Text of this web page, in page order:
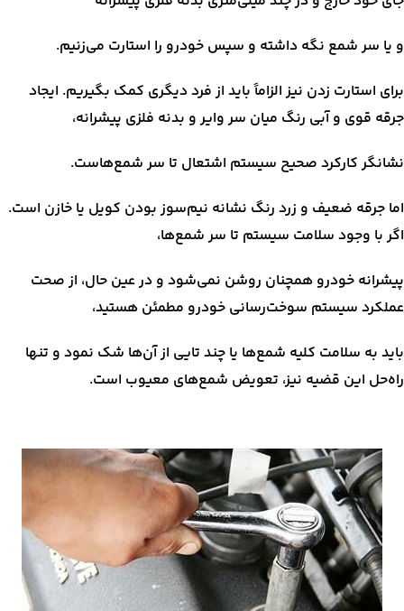
و یا سر شمع نگه داشته و سپس خودرو را استارت می‌زنیم.
برای استارت زدن نیز الزاماً باید از فرد دیگری کمک بگیریم. ایجاد
جرقه قوی و آبی رنگ میان سر وایر و بدنه فلزی پیشرانه،
نشانگر کارکرد صحیح سیستم اشتعال تا سر شمع‌هاست.
اما جرقه ضعیف و زرد رنگ نشانه نیم‌سوز بودن کویل یا خازن است.
اگر با وجود سلامت سیستم تا سر شمع‌ها،
پیشرانه خودرو همچنان روشن نمی‌شود و در عین حال، از صحت
عملکرد سیستم سوخت‌رسانی خودرو مطمئن هستید،
باید به سلامت کلیه شمع‌ها یا چند تایی از آن‌ها شک نمود و تنها
راه‌حل این قضیه نیز، تعویض شمع‌های معیوب است.